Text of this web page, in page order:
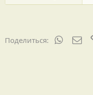
Поделиться: